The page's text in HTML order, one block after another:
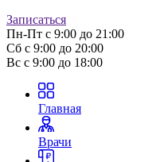
Записаться
Пн-Пт с 9:00 до 21:00
Сб с 9:00 до 20:00
Вс с 9:00 до 18:00
Главная
Врачи